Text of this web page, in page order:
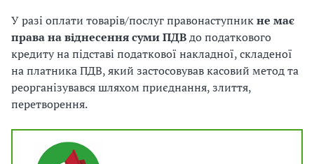
У разі оплати товарів/послуг правонаступникне має
права на віднесення суми ПДВдо податкового
кредиту на підставі податкової накладної, складеної
на платника ПДВ, який застосовував касовий метод та
реорганізувався шляхом приєднання, злиття,
перетворення.